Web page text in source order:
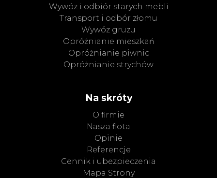
Wywóz i odbiór starych mebli
Transport i odbór złomu
Wywóz gruzu
Opróżnianie mieszkań
Opróżnianie piwnic
Opróżnianie strychów
Na skróty
O firmie
Nasza flota
Opinie
Referencje
Cennik i ubezpieczenia
Mapa Strony